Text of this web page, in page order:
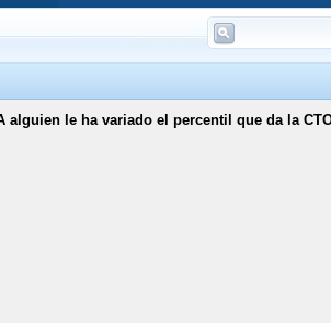
alguien le ha variado el percentil que da la